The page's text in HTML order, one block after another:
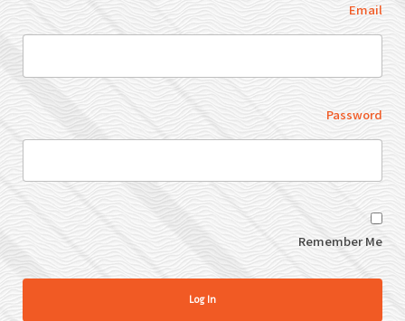
Email
Password
Remember Me